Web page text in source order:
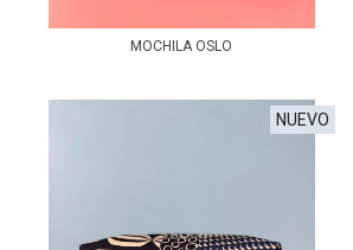
MOCHILA OSLO
NUEVO